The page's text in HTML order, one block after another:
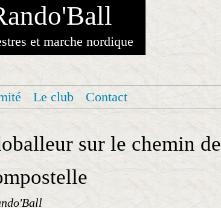
et marche nordique
Le club Contact
sur le chemin de